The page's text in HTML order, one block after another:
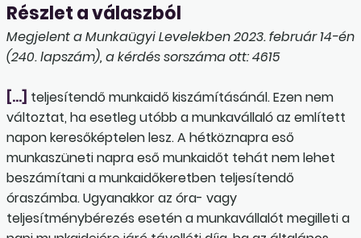
Részlet a válaszból
Megjelent a Munkaügyi Levelekben 2023. február 14-én
(240. lapszám), a kérdés sorszáma ott: 4615
[…] teljesítendő munkaidő kiszámításánál. Ezen nem
változtat, ha esetleg utóbb a munkavállaló az említett
napon keresőképtelen lesz. A hétköznapra eső
munkaszüneti napra eső munkaidőt tehát nem lehet
beszámítani a munkaidőkeretben teljesítendő
óraszámba. Ugyanakkor az óra- vagy
teljesítménybérezés esetén a munkavállalót megilleti a